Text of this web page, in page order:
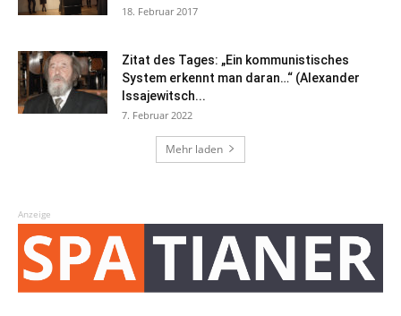
18. Februar 2017
Zitat des Tages: „Ein kommunistisches
System erkennt man daran…“ (Alexander
Issajewitsch...
7. Februar 2022
Mehr laden
Anzeige